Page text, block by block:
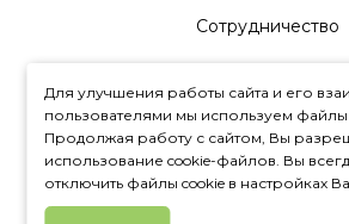
Сотрудничество
+380992327881
Для улучшения работы сайта и его
пользователями мы используем файлы
Продолжая работу с сайтом, Вы
использование cookie-файлов. Вы
отключить файлы cookie в настройках